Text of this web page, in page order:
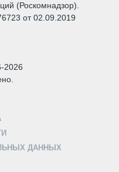
(Роскомнадзор).
от 02.09.2019
2026
ДАННЫХ